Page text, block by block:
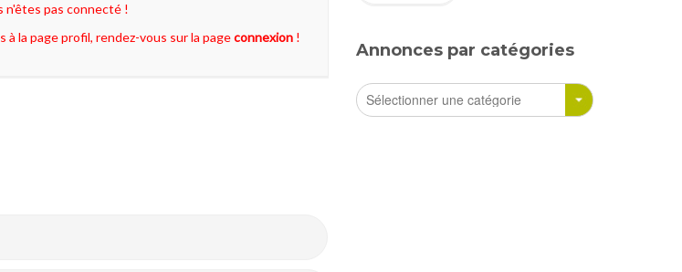
pas connecté !
à la page profil, rendez-vous sur la pageconnexion !
Annonces par catégories